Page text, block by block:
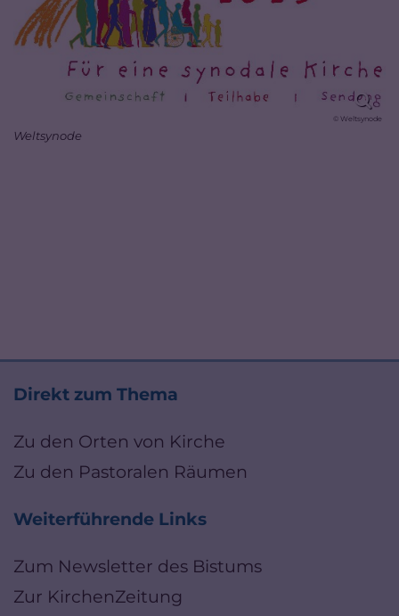
© Weltsynode
Weltsynode
Direkt zum Thema
Zu den Orten von Kirche
Zu den Pastoralen Räumen
Weiterführende Links
Zum Newsletter des Bistums
Zur KirchenZeitung